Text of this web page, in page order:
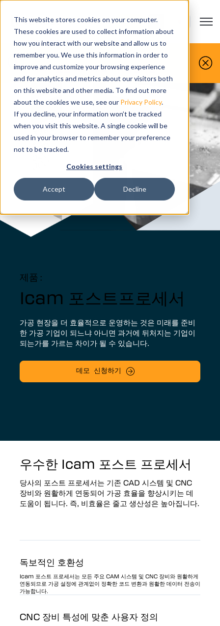
This website stores cookies on your computer.
These cookies are used to collect information about
how you interact with our website and allow us to
remember you. We use this information in order to
improve and customize your browsing experience
and for analytics and metrics about our visitors both
on this website and other media. To find out more
about the cookies we use, see our Privacy Policy.
If you decline, your information won’t be tracked
when you visit this website. A single cookie will be
used in your browser to remember your preference
not to be tracked.
Cookies settings
Accept Decline
Open
연락처 Show
지금 무료로 Vericut을 사용해 보세요
제품:
Icam 포스트프로세서
가공 현장을 더 효율적으로 운영하는 것은 미래를 준비
한 가공 기업이 되느냐 아니면 과거에 뒤처지는 기업이
되는가를 가르는 차이가 될 수 있습니다.
데모 신청하기
우수한 Icam 포스트 프로세서
당사의 포스트 프로세서는 기존 CAD 시스템 및 CNC
장비와 원활하게 연동되어 가공 효율을 향상시키는 데
도움이 됩니다. 즉, 비효율은 줄고 생산성은 높아집니다.
독보적인 호환성
Icam 포스트 프로세서는 모든 주요 CAM 시스템 및 CNC 장비와 원활하게
연동되므로 가공 설정에 관계없이 정확한 코드 변환과 원활한 데이터 전송이
가능합니다.
CNC 장비 특성에 맞춘 사용자 정의